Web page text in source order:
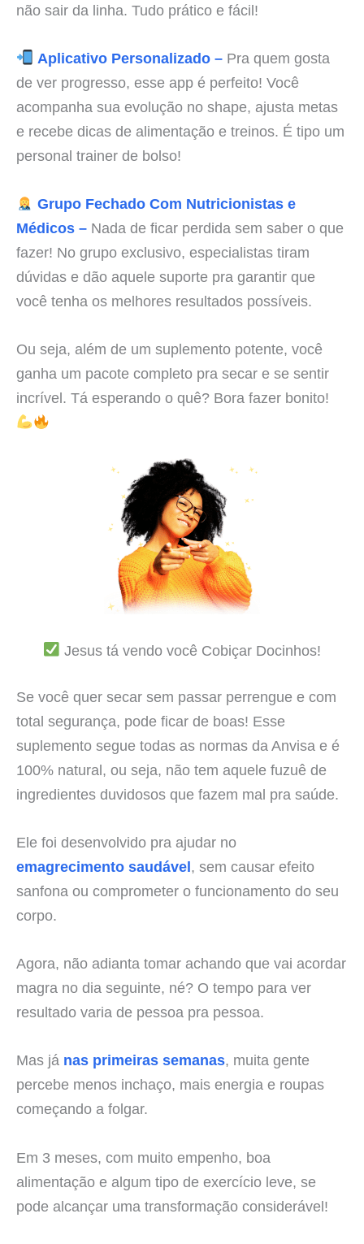
não sair da linha. Tudo prático e fácil!
Aplicativo Personalizado –Pra quem gosta
de ver progresso, esse app é perfeito! Você
acompanha sua evolução no shape, ajusta metas
e recebe dicas de alimentação e treinos. É tipo um
personal trainer de bolso!
Grupo Fechado Com Nutricionistas e
Médicos – Nada de ficar perdida sem saber o que
fazer! No grupo exclusivo, especialistas tiram
dúvidas e dão aquele suporte pra garantir que
você tenha os melhores resultados possíveis.
Ou seja, além de um suplemento potente, você
ganha um pacote completo pra secar e se sentir
incrível. Tá esperando o quê? Bora fazer bonito!
Jesus tá vendo você Cobiçar Docinhos!
Se você quer secar sem passar perrengue e com
total segurança, pode ficar de boas! Esse
suplemento segue todas as normas da Anvisa e é
100% natural, ou seja, não tem aquele fuzuê de
ingredientes duvidosos que fazem mal pra saúde.
Ele foi desenvolvido pra ajudar no
emagrecimento saudável, sem causar efeito
sanfona ou comprometer o funcionamento do seu
corpo.
Agora, não adianta tomar achando que vai acordar
magra no dia seguinte, né? O tempo para ver
resultado varia de pessoa pra pessoa.
Mas já nas primeiras semanas, muita gente
percebe menos inchaço, mais energia e roupas
começando a folgar.
Em 3 meses, com muito empenho, boa
alimentação e algum tipo de exercício leve, se
pode alcançar uma transformação considerável!